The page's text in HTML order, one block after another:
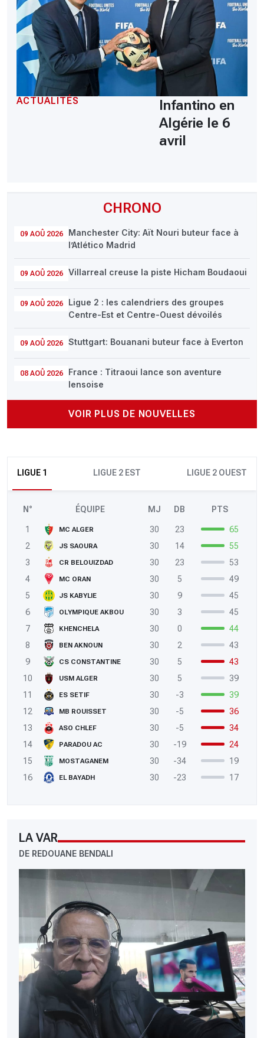
CHRONO
09 AOÛ 2026
Manchester City: Aït Nouri buteur face à
l’Atlético Madrid
09 AOÛ 2026 Villarreal creuse la piste Hicham Boudaoui
09 AOÛ 2026
Ligue 2 : les calendriers des groupes
Centre-Est et Centre-Ouest dévoilés
09 AOÛ 2026 Stuttgart: Bouanani buteur face à Everton
08 AOÛ 2026
France : Titraoui lance son aventure
lensoise
VOIR PLUS DE NOUVELLES
LIGUE 1 LIGUE 2 EST LIGUE 2 OUEST
N° ÉQUIPE MJ DB PTS
1 MC ALGER 30 23
65
2
JS SAOURA 30 14
55
3
CR BELOUIZDAD 30 23
53
4
MC ORAN 30 5
49
5
JS KABYLIE 30 9
45
6
OLYMPIQUE AKBOU 30 3
45
7
KHENCHELA 30 0
44
8
BEN AKNOUN 30 2
43
9
CS CONSTANTINE 30 5
43
10
USM ALGER 30 5
39
11
ES SETIF 30 -3
39
12
MB ROUISSET 30 -5
36
13
ASO CHLEF 30 -5
34
14
PARADOU AC 30 -19
24
15
MOSTAGANEM 30 -34
19
16
EL BAYADH 30 -23 17
LA VAR
DE REDOUANE BENDALI
ACTUALITÉS
Infantino en
Algérie le 6
avril